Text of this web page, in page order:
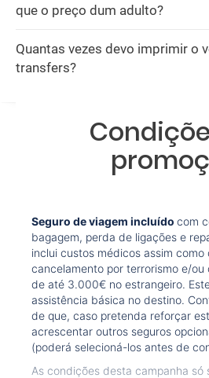
que o preço dum adulto?
Quantas vezes devo imprimir o
transfers?
Seguro de viagem incluído com
bagagem, perda de ligações e
inclui custos médicos assim como
cancelamento por terrorismo e/
de até 3.000€ no estrangeiro.
assistência básica no destino.
de que, caso pretenda reforçar
acrescentar outros seguros
(poderá selecioná-los antes de
As condições desta campanha só